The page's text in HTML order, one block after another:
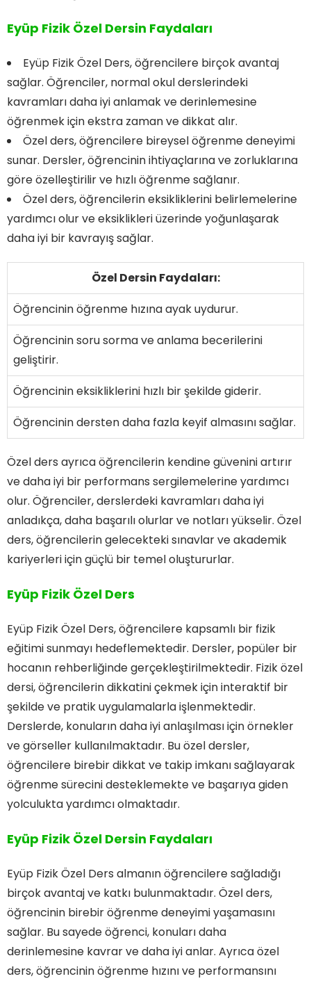
Eyüp Fizik Özel Dersin Faydaları
Eyüp Fizik Özel Ders, öğrencilere birçok avantaj
sağlar. Öğrenciler, normal okul derslerindeki
kavramları daha iyi anlamak ve derinlemesine
öğrenmek için ekstra zaman ve dikkat alır.
Özel ders, öğrencilere bireysel öğrenme deneyimi
sunar. Dersler, öğrencinin ihtiyaçlarına ve zorluklarına
göre özelleştirilir ve hızlı öğrenme sağlanır.
Özel ders, öğrencilerin eksikliklerini belirlemelerine
yardımcı olur ve eksiklikleri üzerinde yoğunlaşarak
daha iyi bir kavrayış sağlar.
Özel Dersin Faydaları:
Öğrencinin öğrenme hızına ayak uydurur.
Öğrencinin soru sorma ve anlama becerilerini
geliştirir.
Öğrencinin eksikliklerini hızlı bir şekilde giderir.
Öğrencinin dersten daha fazla keyif almasını sağlar.
Özel ders ayrıca öğrencilerin kendine güvenini artırır
ve daha iyi bir performans sergilemelerine yardımcı
olur. Öğrenciler, derslerdeki kavramları daha iyi
anladıkça, daha başarılı olurlar ve notları yükselir. Özel
ders, öğrencilerin gelecekteki sınavlar ve akademik
kariyerleri için güçlü bir temel oluştururlar.
Eyüp Fizik Özel Ders
Eyüp Fizik Özel Ders, öğrencilere kapsamlı bir fizik
eğitimi sunmayı hedeflemektedir. Dersler, popüler bir
hocanın rehberliğinde gerçekleştirilmektedir. Fizik özel
dersi, öğrencilerin dikkatini çekmek için interaktif bir
şekilde ve pratik uygulamalarla işlenmektedir.
Derslerde, konuların daha iyi anlaşılması için örnekler
ve görseller kullanılmaktadır. Bu özel dersler,
öğrencilere birebir dikkat ve takip imkanı sağlayarak
öğrenme sürecini desteklemekte ve başarıya giden
yolculukta yardımcı olmaktadır.
Eyüp Fizik Özel Dersin Faydaları
Eyüp Fizik Özel Ders almanın öğrencilere sağladığı
birçok avantaj ve katkı bulunmaktadır. Özel ders,
öğrencinin birebir öğrenme deneyimi yaşamasını
sağlar. Bu sayede öğrenci, konuları daha
derinlemesine kavrar ve daha iyi anlar. Ayrıca özel
ders, öğrencinin öğrenme hızını ve performansını